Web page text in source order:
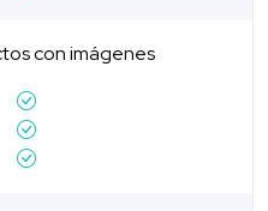
con imágenes